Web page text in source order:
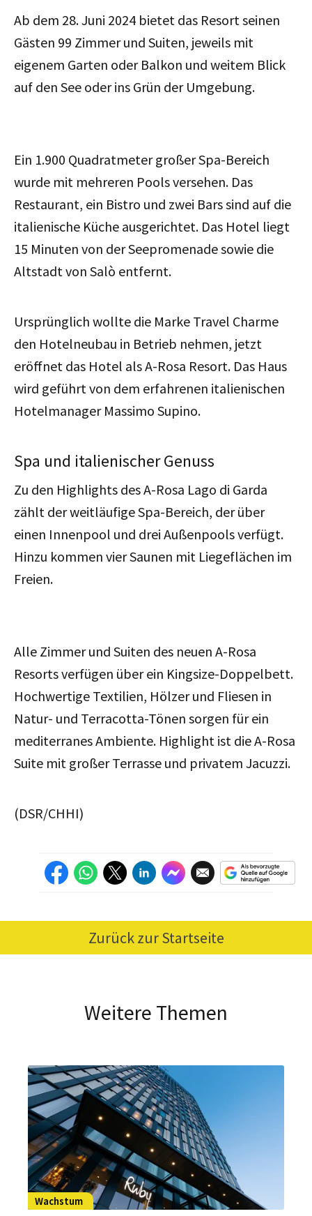
Ab dem 28. Juni 2024 bietet das Resort seinen
Gästen 99 Zimmer und Suiten, jeweils mit
eigenem Garten oder Balkon und weitem Blick
auf den See oder ins Grün der Umgebung.
Ein 1.900 Quadratmeter großer Spa-Bereich
wurde mit mehreren Pools versehen. Das
Restaurant, ein Bistro und zwei Bars sind auf die
italienische Küche ausgerichtet. Das Hotel liegt
15 Minuten von der Seepromenade sowie die
Altstadt von Salò entfernt.
Ursprünglich wollte die Marke Travel Charme
den Hotelneubau in Betrieb nehmen, jetzt
eröffnet das Hotel als A-Rosa Resort. Das Haus
wird geführt von dem erfahrenen italienischen
Hotelmanager Massimo Supino.
Spa und italienischer Genuss
Zu den Highlights des A-Rosa Lago di Garda
zählt der weitläufige Spa-Bereich, der über
einen Innenpool und drei Außenpools verfügt.
Hinzu kommen vier Saunen mit Liegeflächen im
Freien.
Alle Zimmer und Suiten des neuen A-Rosa
Resorts verfügen über ein Kingsize-Doppelbett.
Hochwertige Textilien, Hölzer und Fliesen in
Natur- und Terracotta-Tönen sorgen für ein
mediterranes Ambiente. Highlight ist die A-Rosa
Suite mit großer Terrasse und privatem Jacuzzi.
(DSR/CHHI)
Zurück zur Startseite
Weitere Themen
Wachstum